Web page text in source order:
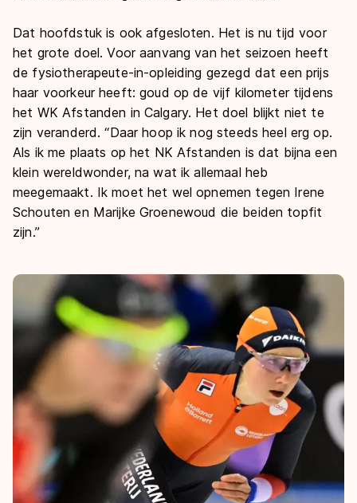
Dat hoofdstuk is ook afgesloten. Het is nu tijd voor
het grote doel. Voor aanvang van het seizoen heeft
de fysiotherapeute-in-opleiding gezegd dat een prijs
haar voorkeur heeft: goud op de vijf kilometer tijdens
het WK Afstanden in Calgary. Het doel blijkt niet te
zijn veranderd. “Daar hoop ik nog steeds heel erg op.
Als ik me plaats op het NK Afstanden is dat bijna een
klein wereldwonder, na wat ik allemaal heb
meegemaakt. Ik moet het wel opnemen tegen Irene
Schouten en Marijke Groenewoud die beiden topfit
zijn.”